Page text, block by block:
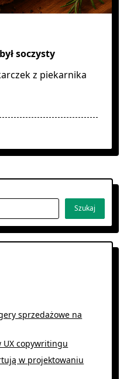
soczysty
z piekarnika
Szukaj
sprzedażowe na
UX copywritingu
w projektowaniu